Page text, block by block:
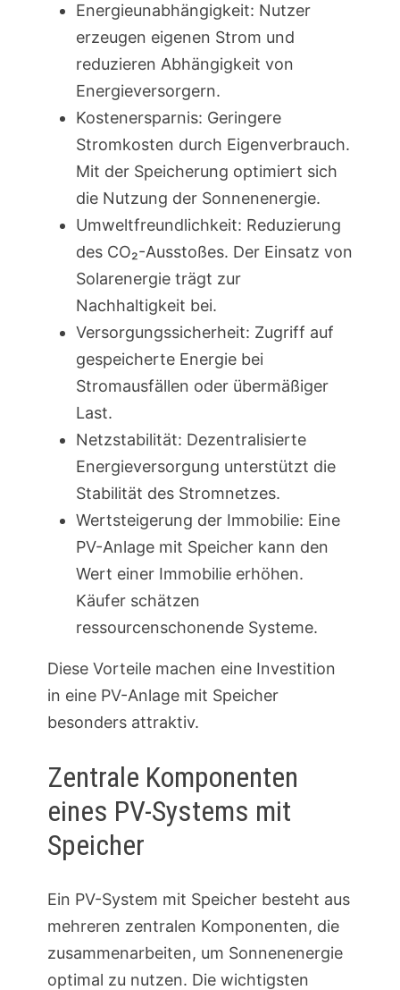
Energieunabhängigkeit: Nutzer
erzeugen eigenen Strom und
reduzieren Abhängigkeit von
Energieversorgern.
Kostenersparnis: Geringere
Stromkosten durch Eigenverbrauch.
Mit der Speicherung optimiert sich
die Nutzung der Sonnenenergie.
Umweltfreundlichkeit: Reduzierung
des CO₂-Ausstoßes. Der Einsatz von
Solarenergie trägt zur
Nachhaltigkeit bei.
Versorgungssicherheit: Zugriff auf
gespeicherte Energie bei
Stromausfällen oder übermäßiger
Last.
Netzstabilität: Dezentralisierte
Energieversorgung unterstützt die
Stabilität des Stromnetzes.
Wertsteigerung der Immobilie: Eine
PV-Anlage mit Speicher kann den
Wert einer Immobilie erhöhen.
Käufer schätzen
ressourcenschonende Systeme.
Diese Vorteile machen eine Investition
in eine PV-Anlage mit Speicher
besonders attraktiv.
Zentrale Komponenten
eines PV-Systems mit
Speicher
Ein PV-System mit Speicher besteht aus
mehreren zentralen Komponenten, die
zusammenarbeiten, um Sonnenenergie
optimal zu nutzen. Die wichtigsten